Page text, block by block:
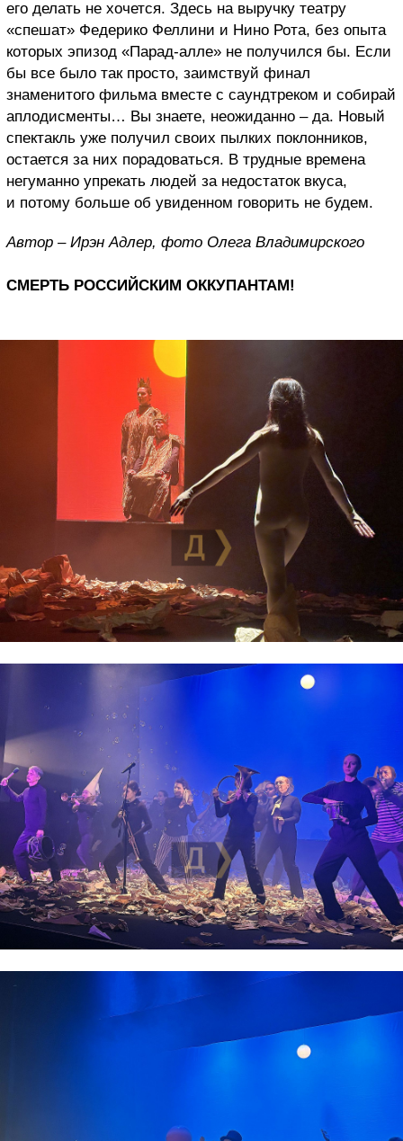
его делать не хочется. Здесь на выручку театру
«спешат» Федерико Феллини и Нино Рота, без опыта
которых эпизод «Парад-алле» не получился бы. Если
бы все было так просто, заимствуй финал
знаменитого фильма вместе с саундтреком и собирай
аплодисменты… Вы знаете, неожиданно – да. Новый
спектакль уже получил своих пылких поклонников,
остается за них порадоваться. В трудные времена
негуманно упрекать людей за недостаток вкуса,
и потому больше об увиденном говорить не будем.
Автор – Ирэн Адлер, фото Олега Владимирского
СМЕРТЬ РОССИЙСКИМ ОККУПАНТАМ!